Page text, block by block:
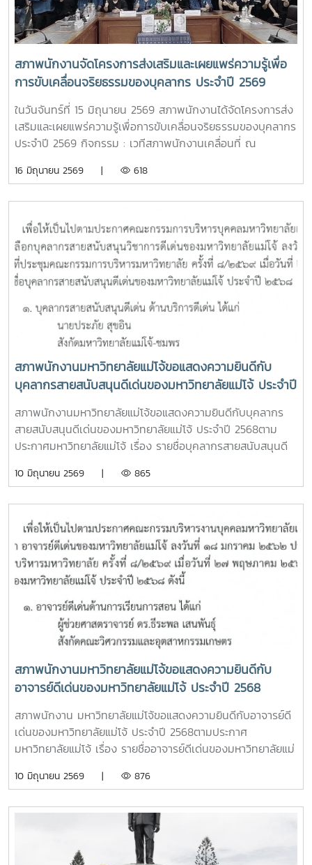
สภาพนักงานจัดโครงการส่งเสริมและเผยแพร่ความรู้เพื่อ
การขับเคลื่อนจริยธรรมของบุคลากร ประจำปี 2569
ในวันจันทร์ที่ 15 มิถุนายน 2569 สภาพนักงานได้จัดโครงการส่ง
เสริมและเผยแพร่ความรู้เพื่อการขับเคลื่อนจริยธรรมของบุคลากร
ประจำปี 2569 กิจกรรม : เวทีสภาพนักงานเคลื่อนที่ ณ
ความรู้ความเข้าใจด้านคุณธรรม จริยธรรม และจรรยาบรรณของ
ความคิดเห็นบุคลากร มหาวิทยาลัยแม่โจ้-แพร่
เฉลิมพระเกียรติ ณ ห้องประชุมกวางบุษราคัม ชั้น 3 อาคารนำชัย
ทนุผล มหาวิทยาลัยแม่โจ้-แพร่ เฉลิมพระเกียรติ จังหวัดแพร่
16 มิถุนายน 2569 | 618
สภาพนักงานมหาวิทยาลัยแม่โจ้ขอแสดงความยินดีกับ
บุคลากรสายสนับสนุนดีเด่นของมหาวิทยาลัยแม่โจ้ ประจำปี
สภาพนักงานมหาวิทยาลัยแม่โจ้ขอแสดงความยินดีกับบุคลากร
สายสนับสนุนดีเด่นของมหาวิทยาลัยแม่โจ้ ประจำปี 2568ตาม
ประกาศมหาวิทยาลัยแม่โจ้ เรื่อง รายชื่อบุคลากรสายสนับสนุนดี
2569 ดังนี้1. บุคลากรสายสนับสนุนดีเด่น ด้านบริการดีเด่น ได้แก่
สังกัดคณะเทคโนโลยีการประมงและทรัพยากรทางน้ำ3. บุคลากร
สายสนับสนุนดีเด่น ด้านนวัตกรรมดีเด่น ได้แก่ดร.นรินทร์ ท้าว
แก่นจันทร์สังกัดคณะผลิตกรรมการเกษตร
10 มิถุนายน 2569 | 865
สภาพนักงานมหาวิทยาลัยแม่โจ้ขอแสดงความยินดีกับ
อาจารย์ดีเด่นของมหาวิทยาลัยแม่โจ้ ประจำปี 2568
สภาพนักงาน มหาวิทยาลัยแม่โจ้ขอแสดงความยินดีกับอาจารย์ดี
เด่นของมหาวิทยาลัยแม่โจ้ ประจำปี 2568ตามประกาศ
มหาวิทยาลัยแม่โจ้ เรื่อง รายชื่ออาจารย์ดีเด่นของมหาวิทยาลัยแม่
เด่นด้านการเรียนการสอน ได้แก่ผู้ช่วยศาสตราจารย์ ดร.ธีระพล
เด่นด้านการวิจัยและนวัตกรรม ได้แก่รองศาสตราจารย์
ดร.จักรพงษ์ กางโสภาสังกัดคณะผลิตกรรมการเกษตร3.
อาจารย์ดีเด่นด้านบริการวิชาการ ได้แก่อาจารย์ ดร.แสงเดือน อิน
10 มิถุนายน 2569 | 876